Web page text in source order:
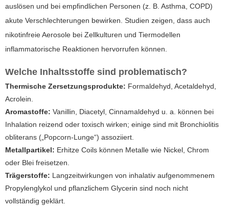
auslösen und bei empfindlichen Personen (z. B. Asthma, COPD)
akute Verschlechterungen bewirken. Studien zeigen, dass auch
nikotinfreie Aerosole bei Zellkulturen und Tiermodellen
inflammatorische Reaktionen hervorrufen können.
Welche Inhaltsstoffe sind problematisch?
Thermische Zersetzungsprodukte: Formaldehyd, Acetaldehyd,
Acrolein.
Aromastoffe: Vanillin, Diacetyl, Cinnamaldehyd u. a. können bei
Inhalation reizend oder toxisch wirken; einige sind mit Bronchiolitis
obliterans („Popcorn-Lunge“) assoziiert.
Metallpartikel: Erhitze Coils können Metalle wie Nickel, Chrom
oder Blei freisetzen.
Trägerstoffe: Langzeitwirkungen von inhalativ aufgenommenem
Propylenglykol und pflanzlichem Glycerin sind noch nicht
vollständig geklärt.